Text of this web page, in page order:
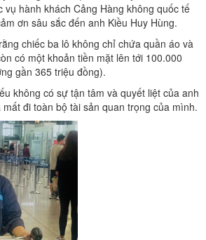
hành khách Cảng Hàng không quốc tế
ơn sâu sắc đến anh Kiều Huy Hùng.
chiếc ba lô không chỉ chứa quần áo và
có một khoản tiền mặt lên tới 100.000
gần 365 triệu đồng).
không có sự tận tâm và quyết liệt của anh
đi toàn bộ tài sản quan trọng của mình.